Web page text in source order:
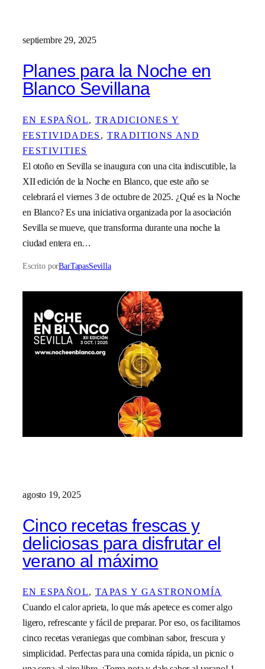
septiembre 29, 2025
Planes para la Noche en
Blanco Sevillana
EN ESPAÑOL, TRADICIONES Y
FESTIVIDADES , TRADITIONS AND
FESTIVITIES
El otoño en Sevilla se inaugura con una cita indiscutible, la
XII edición de la Noche en Blanco, que este año se
celebrará el viernes 3 de octubre de 2025. ¿Qué es la Noche
en Blanco? Es una iniciativa organizada por la asociación
Sevilla se mueve, que transforma durante una noche la
ciudad entera en…
Escrito porBarTapasSevilla
agosto 19, 2025
Cinco recetas frescas y
deliciosas para disfrutar el
verano al máximo
EN ESPAÑOL, TAPAS Y GASTRONOMÍA
Cuando el calor aprieta, lo que más apetece es comer algo
ligero, refrescante y fácil de preparar. Por eso, os facilitamos
cinco recetas veraniegas que combinan sabor, frescura y
simplicidad. Perfectas para una comida rápida, un picnic o